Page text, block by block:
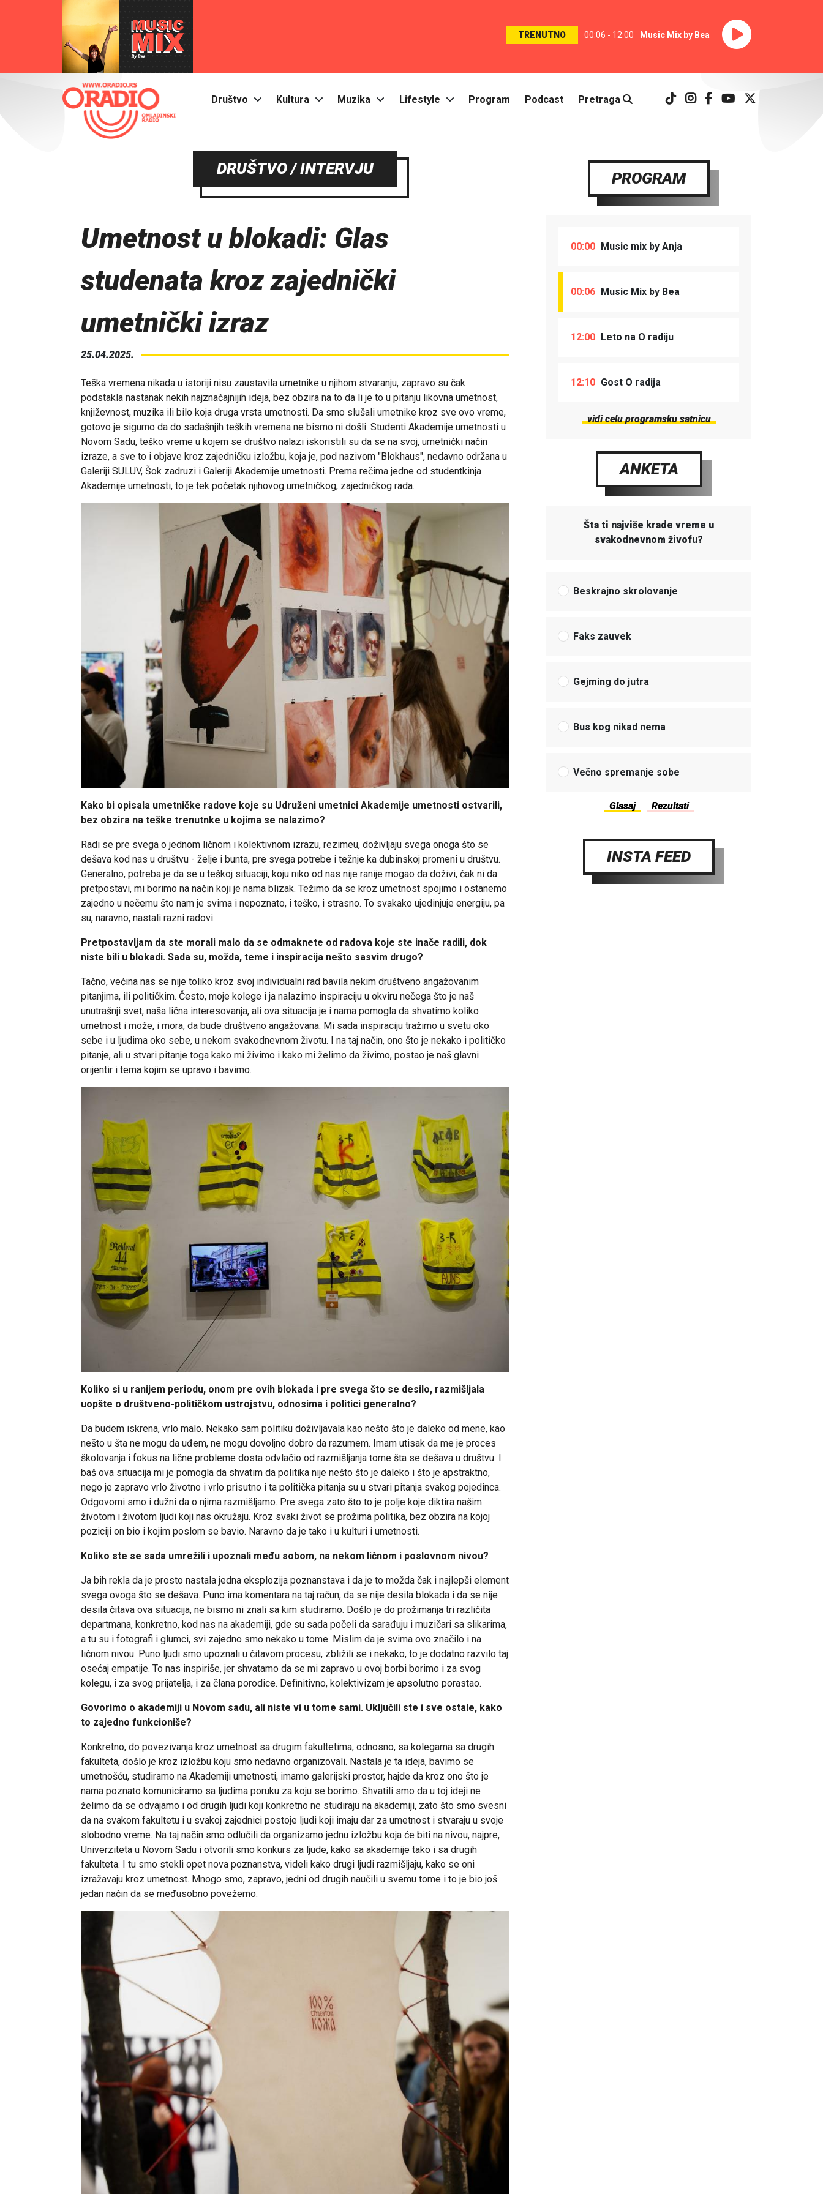
TRENUTNO 00:06 - 12:00 Music Mix by Bea
Društvo Kultura Muzika Lifestyle Program Podcast Pretraga
DRUŠTVO / INTERVJU
Umetnost u blokadi: Glas
studenata kroz zajednički
umetnički izraz
25.04.2025.
Teška vremena nikada u istoriji nisu zaustavila umetnike u njihom stvaranju, zapravo su čak
podstakla nastanak nekih najznačajnijih ideja, bez obzira na to da li je to u pitanju likovna umetnost,
književnost, muzika ili bilo koja druga vrsta umetnosti. Da smo slušali umetnike kroz sve ovo vreme,
gotovo je sigurno da do sadašnjih teških vremena ne bismo ni došli. Studenti Akademije umetnosti u
Novom Sadu, teško vreme u kojem se društvo nalazi iskoristili su da se na svoj, umetnički način
izraze, a sve to i objave kroz zajedničku izložbu, koja je, pod nazivom "Blokhaus", nedavno održana u
Galeriji SULUV, Šok zadruzi i Galeriji Akademije umetnosti. Prema rečima jedne od studentkinja
Akademije umetnosti, to je tek početak njihovog umetničkog, zajedničkog rada.
Kako bi opisala umetničke radove koje su Udruženi umetnici Akademije umetnosti ostvarili,
bez obzira na teške trenutnke u kojima se nalazimo?
Radi se pre svega o jednom ličnom i kolektivnom izrazu, rezimeu, doživljaju svega onoga što se
dešava kod nas u društvu - želje i bunta, pre svega potrebe i težnje ka dubinskoj promeni u društvu.
Generalno, potreba je da se u teškoj situaciji, koju niko od nas nije ranije mogao da doživi, čak ni da
pretpostavi, mi borimo na način koji je nama blizak. Težimo da se kroz umetnost spojimo i ostanemo
zajedno u nečemu što nam je svima i nepoznato, i teško, i strasno. To svakako ujedinjuje energiju, pa
su, naravno, nastali razni radovi.
Pretpostavljam da ste morali malo da se odmaknete od radova koje ste inače radili, dok
niste bili u blokadi. Sada su, možda, teme i inspiracija nešto sasvim drugo?
Tačno, većina nas se nije toliko kroz svoj individualni rad bavila nekim društveno angažovanim
pitanjima, ili političkim. Često, moje kolege i ja nalazimo inspiraciju u okviru nečega što je naš
unutrašnji svet, naša lična interesovanja, ali ova situacija je i nama pomogla da shvatimo koliko
umetnost i može, i mora, da bude društveno angažovana. Mi sada inspiraciju tražimo u svetu oko
sebe i u ljudima oko sebe, u nekom svakodnevnom životu. I na taj način, ono što je nekako i političko
pitanje, ali u stvari pitanje toga kako mi živimo i kako mi želimo da živimo, postao je naš glavni
orijentir i tema kojim se upravo i bavimo.
Koliko si u ranijem periodu, onom pre ovih blokada i pre svega što se desilo, razmišljala
uopšte o društveno-političkom ustrojstvu, odnosima i politici generalno?
Da budem iskrena, vrlo malo. Nekako sam politiku doživljavala kao nešto što je daleko od mene, kao
nešto u šta ne mogu da uđem, ne mogu dovoljno dobro da razumem. Imam utisak da me je proces
školovanja i fokus na lične probleme dosta odvlačio od razmišljanja tome šta se dešava u društvu. I
baš ova situacija mi je pomogla da shvatim da politika nije nešto što je daleko i što je apstraktno,
nego je zapravo vrlo životno i vrlo prisutno i ta politička pitanja su u stvari pitanja svakog pojedinca.
Odgovorni smo i dužni da o njima razmišljamo. Pre svega zato što to je polje koje diktira našim
životom i životom ljudi koji nas okružaju. Kroz svaki život se prožima politika, bez obzira na kojoj
poziciji on bio i kojim poslom se bavio. Naravno da je tako i u kulturi i umetnosti.
Koliko ste se sada umrežili i upoznali među sobom, na nekom ličnom i poslovnom nivou?
Ja bih rekla da je prosto nastala jedna eksplozija poznanstava i da je to možda čak i najlepši element
svega ovoga što se dešava. Puno ima komentara na taj račun, da se nije desila blokada i da se nije
desila čitava ova situacija, ne bismo ni znali sa kim studiramo. Došlo je do prožimanja tri različita
departmana, konkretno, kod nas na akademiji, gde su sada počeli da sarađuju i muzičari sa slikarima,
a tu su i fotografi i glumci, svi zajedno smo nekako u tome. Mislim da je svima ovo značilo i na
ličnom nivou. Puno ljudi smo upoznali u čitavom procesu, zbližili se i nekako, to je dodatno razvilo taj
osećaj empatije. To nas inspiriše, jer shvatamo da se mi zapravo u ovoj borbi borimo i za svog
kolegu, i za svog prijatelja, i za člana porodice. Definitivno, kolektivizam je apsolutno porastao.
Govorimo o akademiji u Novom sadu, ali niste vi u tome sami. Uključili ste i sve ostale, kako
to zajedno funkcioniše?
Konkretno, do povezivanja kroz umetnost sa drugim fakultetima, odnosno, sa kolegama sa drugih
fakulteta, došlo je kroz izložbu koju smo nedavno organizovali. Nastala je ta ideja, bavimo se
umetnošću, studiramo na Akademiji umetnosti, imamo galerijski prostor, hajde da kroz ono što je
nama poznato komuniciramo sa ljudima poruku za koju se borimo. Shvatili smo da u toj ideji ne
želimo da se odvajamo i od drugih ljudi koji konkretno ne studiraju na akademiji, zato što smo svesni
da na svakom fakultetu i u svakoj zajednici postoje ljudi koji imaju dar za umetnost i stvaraju u svoje
slobodno vreme. Na taj način smo odlučili da organizamo jednu izložbu koja će biti na nivou, najpre,
Univerziteta u Novom Sadu i otvorili smo konkurs za ljude, kako sa akademije tako i sa drugih
fakulteta. I tu smo stekli opet nova poznanstva, videli kako drugi ljudi razmišljaju, kako se oni
izražavaju kroz umetnost. Mnogo smo, zapravo, jedni od drugih naučili u svemu tome i to je bio još
jedan način da se međusobno povežemo.
PROGRAM
00:00 Music mix by Anja
00:06 Music Mix by Bea
12:00 Leto na O radiju
12:10 Gost O radija
vidi celu programsku satnicu
ANKETA
Šta ti najviše krade vreme u
svakodnevnom živofu?
Beskrajno skrolovanje
Faks zauvek
Gejming do jutra
Bus kog nikad nema
Večno spremanje sobe
INSTA FEED